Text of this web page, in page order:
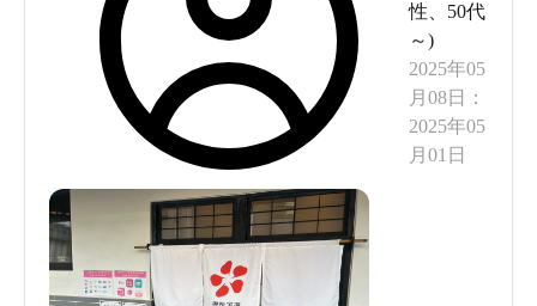
性
50代
～)
2025年05
月08日
：
2025年05
月01日